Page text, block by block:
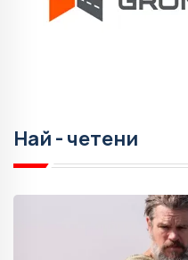
Най - четени